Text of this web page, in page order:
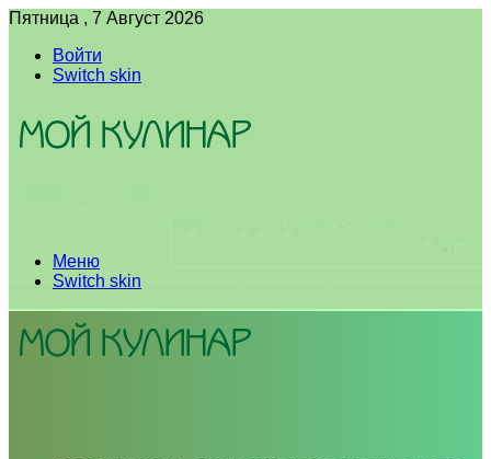
Пятница , 7 Август 2026
Войти
Switch skin
Меню
Switch skin